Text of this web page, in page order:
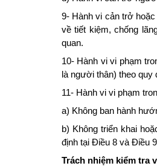
9- Hành vi cản trở
về tiết kiệm, chống
quan.
10- Hành vi vi phạm
là người thân) theo quy
11- Hành vi vi phạm
a) Không ban hành
b) Không triển khai
định tại Điều 8 và Điều
Trách nhiệm kiểm tra